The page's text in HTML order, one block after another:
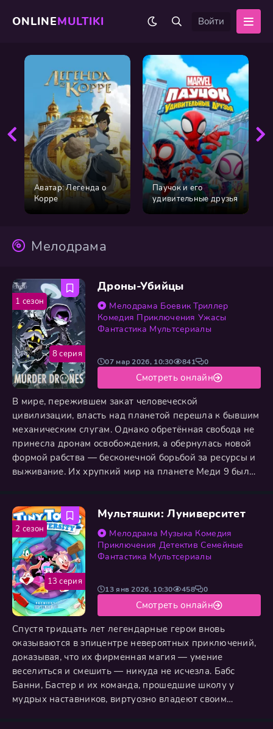
ONLINEMULTIKI Войти
Аватар: Легенда о
Корре
Паучок и его
удивительные друзья
Мелодрама
Дроны-Убийцы
Мелодрама Боевик Триллер
Комедия Приключения Ужасы
Фантастика Мультсериалы
В мире, пережившем закат человеческой
цивилизации, власть над планетой перешла к бывшим
механическим слугам. Однако обретённая свобода не
принесла дронам освобождения, а обернулась новой
формой рабства — бесконечной борьбой за ресурсы и
выживание. Их хрупкий мир на планете Меди 9 был
тотального уничтожения местного населения и
установления своего господства. Столкнувшись с
беспощадной угрозой, мирные
07 мар 2026, 10:30 841 0
Смотреть онлайн
8 серия
1 сезон
Мультяшки: Луниверситет
Мелодрама Музыка Комедия
Приключения Детектив Семейные
Фантастика Мультсериалы
Спустя тридцать лет легендарные герои вновь
оказываются в эпицентре невероятных приключений,
доказывая, что их фирменная магия — умение
веселиться и смешить — никуда не исчезла. Бабс
Банни, Бастер и их команда, прошедшие школу у
мудрых наставников, виртуозно владеют своим
13 янв 2026, 10:30 458 0
Смотреть онлайн
13 серия
2 сезон